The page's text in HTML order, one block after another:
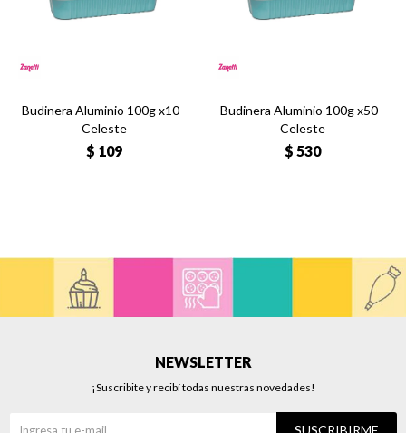
Budinera Aluminio 100g x10 -
Celeste
$ 109
Budinera Aluminio 100g x50 -
Celeste
$ 530
NEWSLETTER
¡Suscribite y recibí todas nuestras novedades!
SUSCRIBIRME